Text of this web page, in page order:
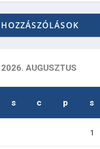
2026. AUGUSZTUS
s c p s
1